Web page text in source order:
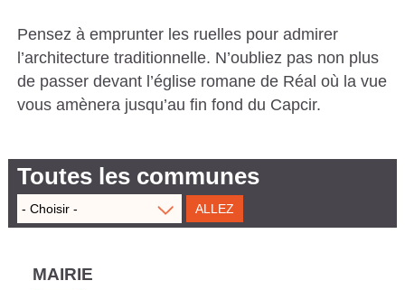
C
A
N
E
Pensez à emprunter les ruelles pour admirer
l’architecture traditionnelle. N’oubliez pas non plus
de passer devant l’église romane de Réal où la vue
vous amènera jusqu’au fin fond du Capcir.
Toutes les communes
MAIRIE